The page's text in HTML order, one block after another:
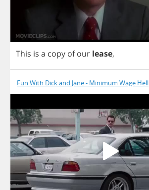
This is a copy of our lease,
Fun With Dick and Jane - Minimum Wage Hell